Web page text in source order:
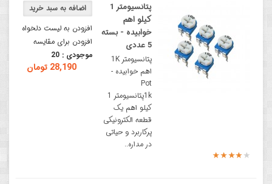
افزودن به لیست دلخواه
افزودن برای مقایسه
موجودی : 20
28,190 تومان
پتانسیومتر 1
کیلو اهم
خوابیده - بسته
5 عددی
پتانسیومتر 1K
اهم خوابیده -
Pot
1kپتانسیومتر 1
کیلو اهم یک
قطعه الکترونیکی
پرکاربرد و حیاتی
در مداره..